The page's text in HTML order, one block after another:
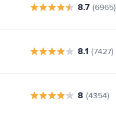
8.7 (6965)
8.1 (7427)
8 (4354)